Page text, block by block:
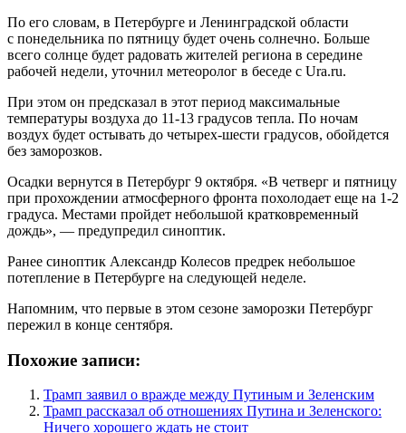
По его словам, в Петербурге и Ленинградской области
с понедельника по пятницу будет очень солнечно. Больше
всего солнце будет радовать жителей региона в середине
рабочей недели, уточнил метеоролог в беседе с Ura.ru.
При этом он предсказал в этот период максимальные
температуры воздуха до 11-13 градусов тепла. По ночам
воздух будет остывать до четырех-шести градусов, обойдется
без заморозков.
Осадки вернутся в Петербург 9 октября. «В четверг и пятницу
при прохождении атмосферного фронта похолодает еще на 1-2
градуса. Местами пройдет небольшой кратковременный
дождь», — предупредил синоптик.
Ранее синоптик Александр Колесов предрек небольшое
потепление в Петербурге на следующей неделе.
Напомним, что первые в этом сезоне заморозки Петербург
пережил в конце сентября.
Похожие записи:
Трамп заявил о вражде между Путиным и Зеленским
Трамп рассказал об отношениях Путина и Зеленского:
Ничего хорошего ждать не стоит